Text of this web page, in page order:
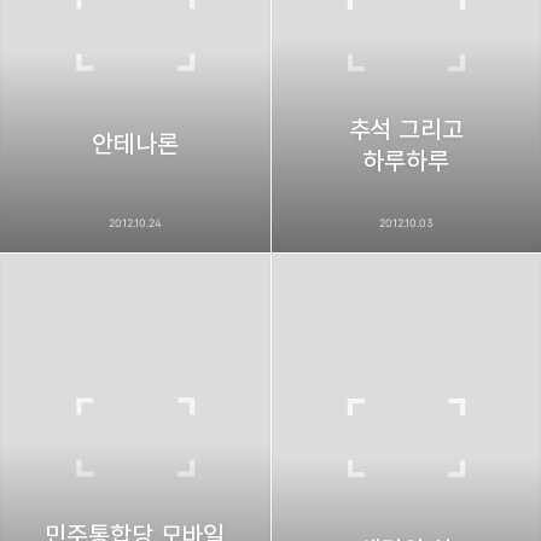
안테나론
2012.10.24
추석 그리고
하루하루
2012.10.03